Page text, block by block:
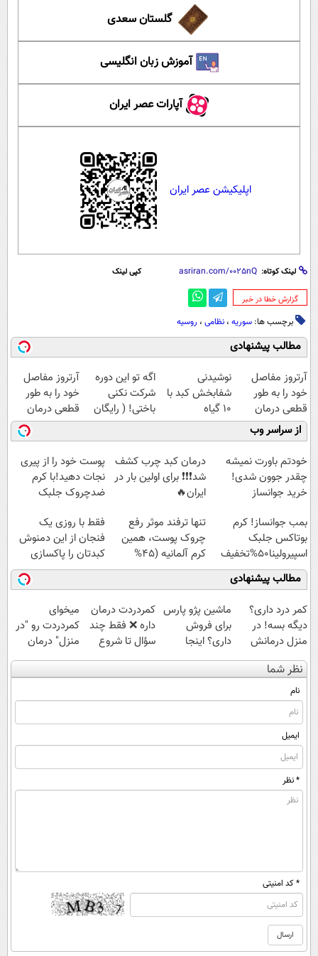
گلستان سعدی
آموزش زبان انگلیسی
آپارات عصر ایران
اپلیکیشن عصر ایران
لینک کوتاه: کپی لینک
‌گزارش خطا در خبر
برچسب ها: سوریه ، نظامی ، روسیه
مطالب پیشنهادی
آرتروز مفاصل
خود را به طور
قطعی درمان
کنید!
◂پرسش‌نامه▸
نوشیدنی
شفابخش کبد با
10 گیاه
موثر(تخفیف تا
امشب)
اگه تو این دوره
شرکت نکنی
باختی! ( رایگان
آموزش ببین
پولدار شی)
آرتروز مفاصل
خود را به طور
قطعی درمان
کنید!
◗پرسش‌نامه◖
از سراسر وب
خودتم باورت نمیشه
چقدر جوون شدی!
خرید جوانساز
ویژه
درمان کبد چرب کشف
شد❗❗❗ برای اولین بار در
ایران🔥
پوست خود را از پیری
نجات دهید!با کرم
ضدچروک جلبک
بمب جوانساز! کرم
بوتاکس جلبک
اسپیرولینا50%تخفیف
تنها ترفند موثر رفع
چروک پوست، همین
کرم آلمانیه (45%
تخفیف)
فقط با روزی یک
فنجان از این دمنوش
کبدتان را پاکسازی
کنید
مطالب پیشنهادی
کمر درد داری؟
دیگه بسه! در
منزل درمانش
کن
(◀پرسش‌نامه)
ماشین پژو پارس
برای فروش
داری؟ اینجا
سریع بفروشش
‌کمردردت درمان
داره ❌ فقط چند
سؤال تا شروع
بهبودی فاصله‌
داری!
میخوای
کمردردت رو "در
منزل" درمان
کنی؟ (◂فیلم +
◂پرسش‌نامه)
نظر شما
نام
ایمیل
* نظر
* کد امنیتی